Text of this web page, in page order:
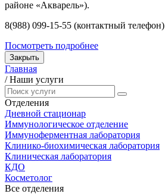
районе «Акварель»).
8(988) 099-15-55 (контактный телефон)
Посмотреть подробнее
Закрыть
Главная
/ Наши услуги
Отделения
Дневной стационар
Иммунологическое отделение
Иммуноферментная лаборатория
Клинико-биохимическая лаборатория
Клиническая лаборатория
КДО
Косметолог
Все отделения